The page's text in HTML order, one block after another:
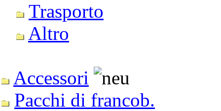
Trasporto
Altro
Accessori
Pacchi di francob.